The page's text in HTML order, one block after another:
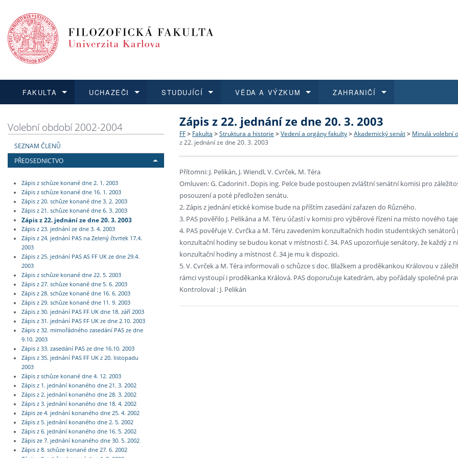
FAKULTA
Dozvědět se více
Struktura a historie
Podpora a benefity pro zaměstnance
Absolventi fakulty
Fakultní školy FF UK
UCHAZEČI
Podat přihlášku
Co studovat a jak se přihlásit
Informace k průběhu přijímacího řízení
STUDUJÍCÍ
Dozvědět se více
Bakalářské a magisterské studium
Rigorózní řízení
VĚDA A VÝZKUM
Dozvědět se více
O vědě a výzkumu na FF UK
Granty a projekty
ZAHRANIČÍ
Dozvědět se více
Aktuální nabídky a výběrová řízení
Přijíždějící studenti
Vyjíždějící zaměstnanci
Volební období 2002-2004
SEZNAM ČLENŮ
PŘEDSEDNICTVO
Zápis z schůze konané dne 2. 1. 2003
Zápis z schůze konané dne 16. 1. 2003
Zápis z 20. schůze konané dne 3. 2. 2003
Zápis z 21. schůze konané dne 6. 3. 2003
Zápis z 22. jednání ze dne 20. 3. 2003
Zápis z 23. jednání ze dne 3. 4. 2003
Zápis z 24. jednání PAS na Zelený čtvrtek 17.4.
2003
Zápis z 25. jednání PAS AS FF UK ze dne 29.4.
2003
Zápis z schůze konané dne 22. 5. 2003
Zápis z 27. schůze konané dne 5. 6. 2003
Zápis z 28. schůze konané dne 16. 6. 2003
Zápis z 29. schůze konané dne 11. 9. 2003
Zápis z 30. jednání PAS FF UK dne 18. září 2003
Zápis z 31. jednání PAS FF UK ze dne 2.10. 2003
Zápis z 32. mimořádného zasedání PAS ze dne
9.10. 2003
Zápis z 33. zasedání PAS ze dne 16.10. 2003
Zápis z 35. jednání PAS FF UK z 20. listopadu
2003
Zápis z schůze konané dne 4. 12. 2003
Zápis z 1. jednání konaného dne 21. 3. 2002
Zápis z 2. jednání konaného dne 28. 3. 2002
Zápis z 3. jednání konaného dne 18. 4. 2002
Zápis ze 4. jednání konaného dne 25. 4. 2002
Zápis z 5. jednání konaného dne 2. 5. 2002
Zápis z 6. jednání konaného dne 16. 5. 2002
Zápis ze 7. jednání konaného dne 30. 5. 2002
Zápis z 8. schůze konané dne 27. 6. 2002
Zápis z 22. jednání ze dne 20. 3. 2003
FF > Fakulta > Struktura a historie > Vedení a orgány fakulty > Akademický senát > Minulá volební
z 22. jednání ze dne 20. 3. 2003
Přítomni: J. Pelikán, J. Wiendl, V. Cvrček, M. Téra
Omluven: G. Cadorini1. Dopis ing. Pelce bude postoupen zvláštní senátní komisi pro
posouzení a poté předložen senátu.
2. Zápis z jednání etické komise bude na příštím zasedání zařazen do Různého.
3. PAS pověřilo J. Pelikána a M. Téru účastí v komisi pro výběrové řízení na místo nového
4. PAS pověřuje V. Cvrčka a M. Téru zavedením konzultačních hodin studentských
konzultační hodiny se budou konat v místnosti č. 34. PAS upozorňuje senátory, že každý z
konzultační hodiny a místnost č. 34 je mu k dispozici.
5. V. Cvrček a M. Téra informovali o schůzce s doc. Blažkem a proděkankou Královou v
rámci vystoupí i proděkanka Králová. PAS doporučuje katedrám, aby pořádaly společné
Kontroloval : J. Pelikán